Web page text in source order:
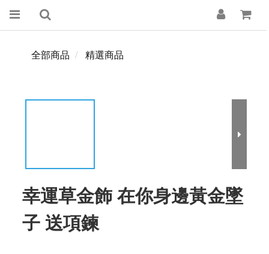
全部商品 精選商品
幸運草金飾 在你身邊黃金墜
子 送項鍊